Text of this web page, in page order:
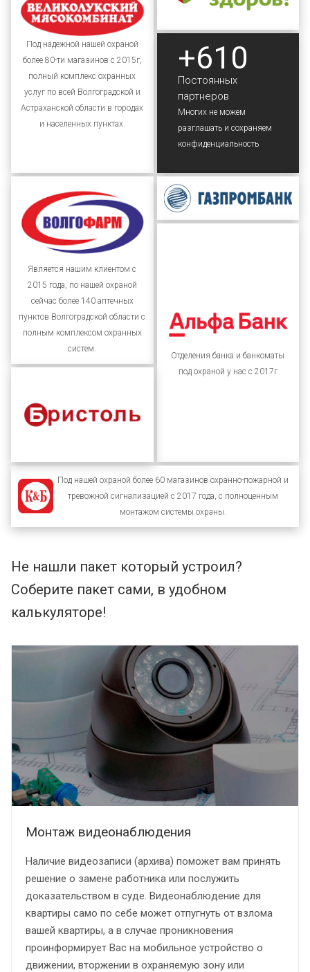
Под надежной нашей охраной
более 80-ти магазинов с 2015г,
полный комплекс охранных
услуг по всей Волгоградской и
Астраханской области в городах
и населенных пунктах.
+610
Постоянных
партнеров
Многих не можем
разглашать и сохраняем
конфиденциальность
Является нашим клиентом с
2015 года, по нашей охраной
сейчас более 140 аптечных
пунктов Волгоградской области с
полным комплексом охранных
систем.
Отделения банка и банкоматы
под охраной у нас с 2017г
Под нашей охраной более 60 магазинов охранно-пожарной и
тревожной сигнализацией с 2017 года, с полноценным
монтажом системы охраны.
Не нашли пакет который устроил?
Соберите пакет сами, в удобном
калькуляторе!
Монтаж видеонаблюдения
Наличие видеозаписи (архива) поможет вам принять
решение о замене работника или послужить
доказательством в суде. Видеонаблюдение для
квартиры само по себе может отпугнуть от взлома
вашей квартиры, а в случае проникновения
проинформирует Вас на мобильное устройство о
движении, вторжении в охраняемую зону или